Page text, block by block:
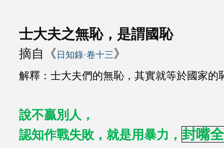
士大夫之無恥，是謂國恥
摘自《 日知錄·卷十三》
解釋：士大夫們的無恥，其實就等於國家的
說不贏別人，
認知作戰失敗，就是用暴力， 封嘴